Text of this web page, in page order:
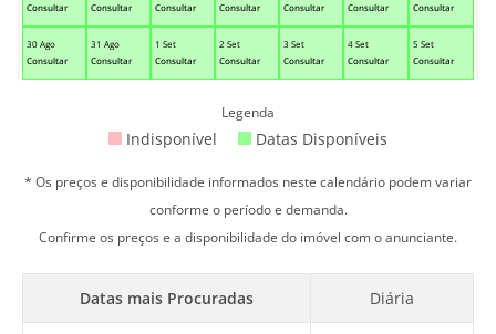
Consultar
Consultar
Consultar
Consultar
Consultar
Consultar
Consultar
30 Ago
Consultar
31 Ago
Consultar
1 Set
Consultar
2 Set
Consultar
3 Set
Consultar
4 Set
Consultar
5 Set
Consultar
Legenda
Indisponível Datas Disponíveis
* Os preços e disponibilidade informados neste calendário podem variar
conforme o período e demanda.
Confirme os preços e a disponibilidade do imóvel com o anunciante.
Datas mais Procuradas Diária